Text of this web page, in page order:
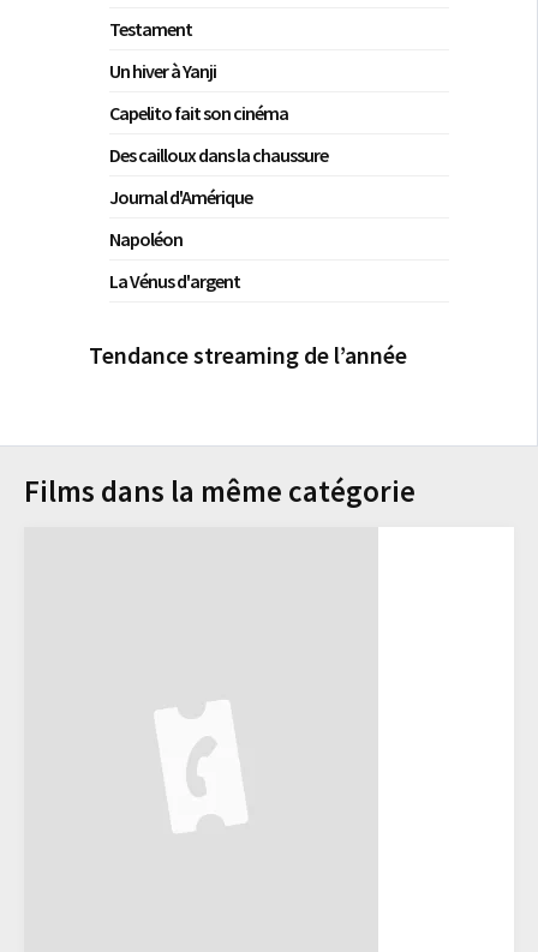
Testament
Un hiver à Yanji
Capelito fait son cinéma
Des cailloux dans la chaussure
Journal d'Amérique
Napoléon
La Vénus d'argent
Tendance streaming de l’année
Films dans la même catégorie